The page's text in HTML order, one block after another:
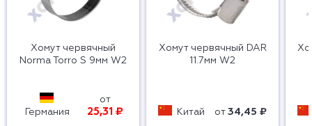
Хомут червячный
Norma Torro S 9мм W2
Германия
от
25,31 ₽
Хомут червячный DAR
11.7мм W2
Китай от 34,45 ₽